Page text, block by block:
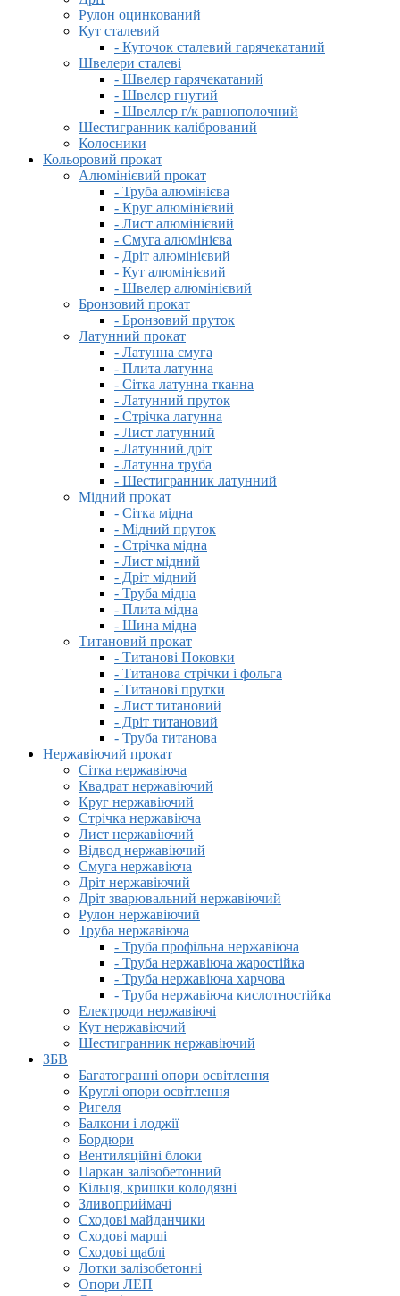
Рулон оцинкований
Кут сталевий
- Куточок сталевий гарячекатаний
Швелери сталеві
- Швелер гарячекатаний
- Швелер гнутий
- Швеллер г/к равнополочний
Шестигранник калібрований
Колосники
Кольоровий прокат
Алюмінієвий прокат
- Труба алюмінієва
- Круг алюмінієвий
- Лист алюмінієвий
- Смуга алюмінієва
- Дріт алюмінієвий
- Кут алюмінієвий
- Швелер алюмінієвий
Бронзовий прокат
- Бронзовий пруток
Латунний прокат
- Латунна смуга
- Плита латунна
- Сітка латунна тканна
- Латунний пруток
- Стрічка латунна
- Лист латунний
- Латунний дріт
- Латунна труба
- Шестигранник латунний
Мідний прокат
- Сітка мідна
- Мідний пруток
- Стрічка мідна
- Лист мідний
- Дріт мідний
- Труба мідна
- Плита мідна
- Шина мідна
Титановий прокат
- Титанові Поковки
- Титанова стрічки і фольга
- Титанові прутки
- Лист титановий
- Дріт титановий
- Труба титанова
Нержавіючий прокат
Сітка нержавіюча
Квадрат нержавіючий
Круг нержавіючий
Стрічка нержавіюча
Лист нержавіючий
Відвод нержавіючий
Смуга нержавіюча
Дріт нержавіючий
Дріт зварювальний нержавіючий
Рулон нержавіючий
Труба нержавіюча
- Труба профільна нержавіюча
- Труба нержавіюча жаростійка
- Труба нержавіюча харчова
- Труба нержавіюча кислотностійка
Електроди нержавіючі
Кут нержавіючий
Шестигранник нержавіючий
ЗБВ
Багатогранні опори освітлення
Круглі опори освітлення
Ригеля
Балкони і лоджії
Бордюри
Вентиляційні блоки
Паркан залізобетонний
Кільця, кришки колодязні
Зливоприймачі
Сходові майданчики
Сходові марші
Сходові щаблі
Лотки залізобетонні
Опори ЛЕП